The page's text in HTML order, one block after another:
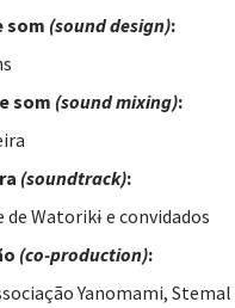
som (sound design):
som (sound mixing):
(soundtrack):
de Watorikɨ e convidados
(co-production):
Yanomami,